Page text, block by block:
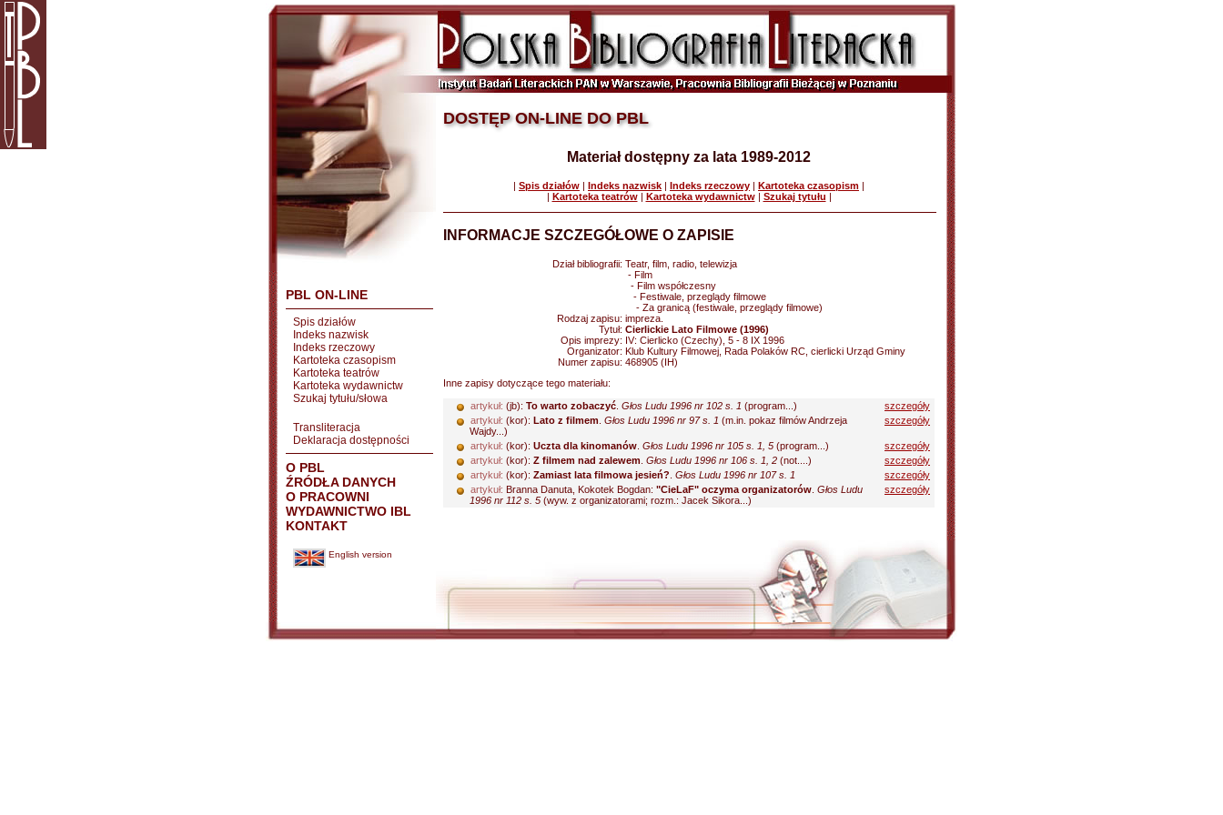
PBL ON-LINE
Spis działów
Indeks nazwisk
Indeks rzeczowy
Kartoteka czasopism
Kartoteka teatrów
Kartoteka wydawnictw
Szukaj tytułu/słowa
Transliteracja
Deklaracja dostępności
O PBL
ŹRÓDŁA DANYCH
O PRACOWNI
WYDAWNICTWO IBL
KONTAKT
English version
DOSTĘP ON-LINE DO PBL
Materiał dostępny za lata 1989-2012
| Spis działów | Indeks nazwisk | Indeks rzeczowy | Kartoteka czasopism |
| Kartoteka teatrów| Kartoteka wydawnictw| Szukaj tytułu |
INFORMACJE SZCZEGÓŁOWE O ZAPISIE
Dział bibliografii: Teatr, film, radio, telewizja
- Film
- Film współczesny
- Festiwale, przeglądy filmowe
- Za granicą (festiwale, przeglądy filmowe)
Rodzaj zapisu: impreza.
Tytuł: Cierlickie Lato Filmowe (1996)
Opis imprezy: IV: Cierlicko (Czechy), 5 - 8 IX 1996
Organizator: Klub Kultury Filmowej, Rada Polaków RC, cierlicki Urząd Gminy
Numer zapisu: 468905 (IH)
Inne zapisy dotyczące tego materiału:
artykuł: (jb): To warto zobaczyć Głos Ludu 1996 nr 102 s. 1 (program...)
szczegóły
artykuł: (kor): Lato z filmem Głos Ludu 1996 nr 97 s. 1 (m.in. pokaz filmów Andrzeja
Wajdy...)
szczegóły
artykuł: (kor): Uczta dla kinomanów Głos Ludu 1996 nr 105 s. 1, 5 (program...)
szczegóły
artykuł: (kor): Z filmem nad zalewem Głos Ludu 1996 nr 106 s. 1, 2 (not....)
szczegóły
artykuł: (kor): Zamiast lata filmowa jesień? Głos Ludu 1996 nr 107 s. 1
szczegóły
artykuł: Branna Danuta, Kokotek Bogdan: "CieLaF" oczyma organizatorów Głos Ludu
1996 nr 112 s. 5 (wyw. z organizatorami; rozm.: Jacek Sikora...)
szczegóły